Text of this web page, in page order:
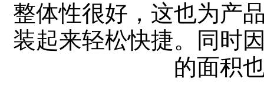
整体性很好，这也为产
装起来轻松快捷。同时
的面积